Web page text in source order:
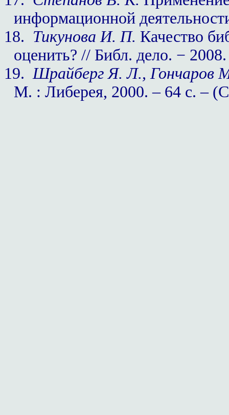
информационной
18. Тикунова И. П. Качество
оценить? // Библ. дело. −
19. Шрайберг Я. Л., Гончаров
М. : Либерея, 2000. – 64 с. –